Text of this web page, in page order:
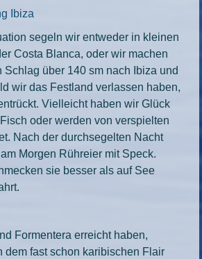
Ibiza
segeln wir entweder in kleinen
Costa Blanca, oder wir machen
über 140 sm nach Ibiza und
wir das Festland verlassen haben,
Vielleicht haben wir Glück
oder werden von verspielten
Nach der durchsegelten Nacht
Morgen Rühreier mit Speck.
sie besser als auf See
Formentera erreicht haben,
dem fast schon karibischen Flair